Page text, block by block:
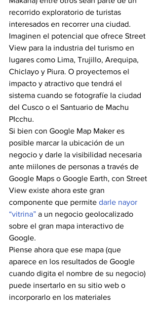
recorrido exploratorio de turistas
interesados en recorrer una ciudad.
Imaginen el potencial que ofrece Street
View para la industria del turismo en
lugares como Lima, Trujillo, Arequipa,
Chiclayo y Piura. O proyectemos el
impacto y atractivo que tendrá el
sistema cuando se fotografíe la ciudad
del Cusco o el Santuario de Machu
PIcchu.
Si bien con Google Map Maker es
posible marcar la ubicación de un
negocio y darle la visibilidad necesaria
ante miilones de personas a través de
Google Maps o Google Earth, con Street
View existe ahora este gran
componente que permite darle nayor
“vitrina” a un negocio geolocalizado
sobre el gran mapa interactivo de
Google.
Piense ahora que ese mapa (que
aparece en los resultados de Google
cuando digita el nombre de su negocio)
puede insertarlo en su sitio web o
incorporarlo en los materiales